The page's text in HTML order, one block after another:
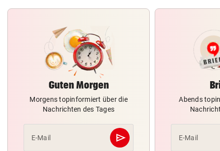
Guten Morgen
Morgens topinformiert über die
Nachrichten des Tages
E-Mail send
Abschicken
Abends
E-Mail